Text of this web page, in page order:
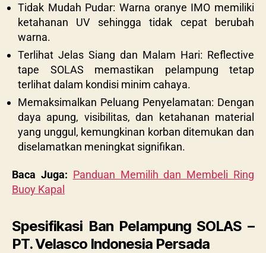
Tidak Mudah Pudar: Warna oranye IMO memiliki
ketahanan UV sehingga tidak cepat berubah
warna.
Terlihat Jelas Siang dan Malam Hari: Reflective
tape SOLAS memastikan pelampung tetap
terlihat dalam kondisi minim cahaya.
Memaksimalkan Peluang Penyelamatan: Dengan
daya apung, visibilitas, dan ketahanan material
yang unggul, kemungkinan korban ditemukan dan
diselamatkan meningkat signifikan.
Baca Juga: Panduan Memilih dan Membeli Ring
Buoy Kapal
Spesifikasi Ban Pelampung SOLAS –
PT. Velasco Indonesia Persada